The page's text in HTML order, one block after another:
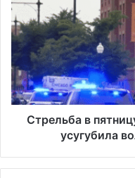
н
а
п
р
а
в
и
ц
р
е
б
а
в
Стрельба в
усугубила